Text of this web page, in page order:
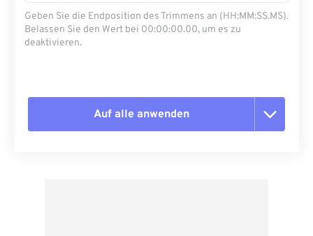
Geben Sie die Endposition des Trimmens an (HH:MM:SS.MS).
Belassen Sie den Wert bei 00:00:00.00, um es zu
deaktivieren.
Auf alle anwenden